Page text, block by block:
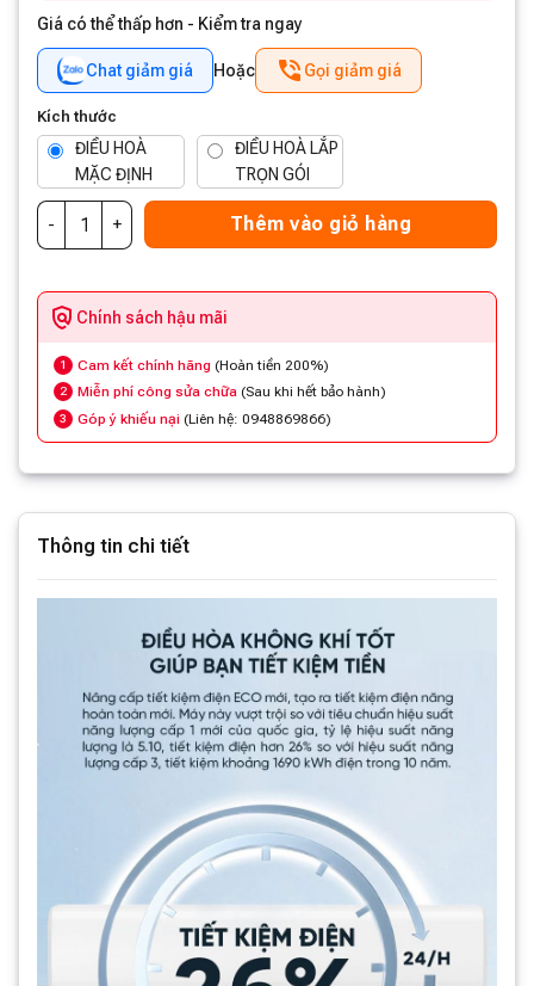
Giá có thể thấp hơn - Kiểm tra ngay
Chat giảm giá Hoặc Gọi giảm giá
Kích thước
ĐIỀU HOÀ
MẶC ĐỊNH
(6,450,000 ₫)
ĐIỀU HOÀ LẮP
TRỌN GÓI
(7,300,000 ₫)
Thêm vào giỏ hàng
Chính sách hậu mãi
1 Cam kết chính hãng (Hoàn tiền 200%)
2 Miễn phí công sửa chữa (Sau khi hết bảo hành)
3 Góp ý khiếu nại (Liên hệ: 0948869866)
Thông tin chi tiết